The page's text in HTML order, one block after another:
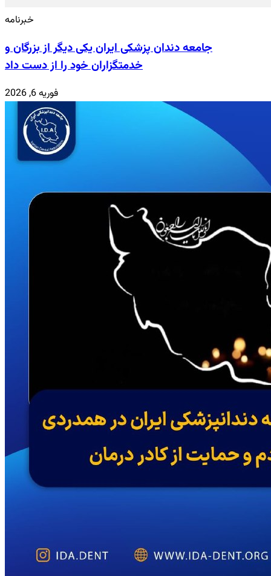
خبرنامه
جامعه دندان پزشکی ایران یکی دیگر از بزرگان و
خدمتگزاران خود را از دست داد
فوریه 6, 2026